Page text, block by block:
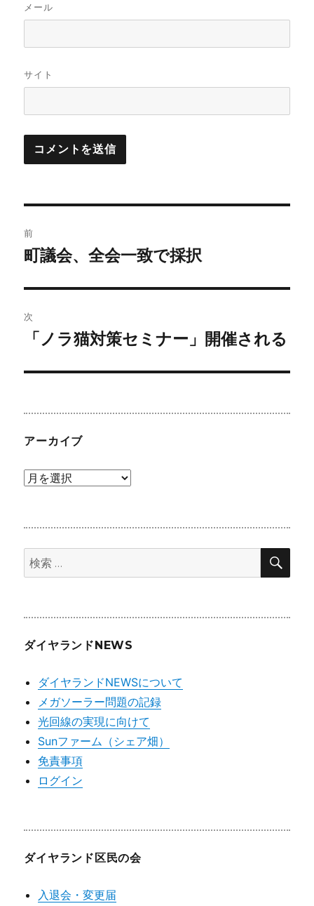
メール
サイト
稿
ビ
ゲ
ー
前
前
投
稿:
町議会、全会一致で採択
次
次
投
「ノラ猫対策セミナー」開催される
アーカイブ
ア
ブ検
索:
検
ダイヤランドNEWS
ダイヤランドNEWSについて
メガソーラー問題の記録
光回線の実現に向けて
Sunファーム（シェア畑）
免責事項
ログイン
ダイヤランド区民の会
入退会・変更届